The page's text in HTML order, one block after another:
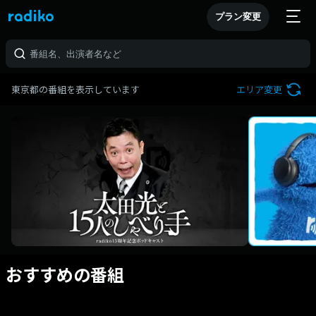
プラン変更
東京都の番組を表示しています エリア変更
おすすめの番組